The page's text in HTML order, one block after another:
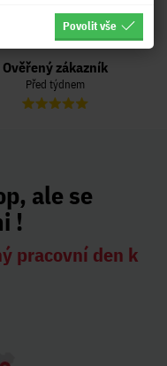
Ověřený zákazník
Před týdnem
ale se
!
pracovní den k
Povolit vše